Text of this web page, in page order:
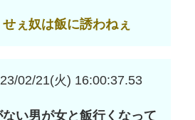
ぇ奴は飯に誘わねぇ
02/21(火) 16:00:37.53
い男が女と飯行くなって